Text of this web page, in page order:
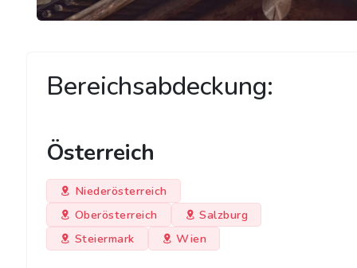
Bereichsabdeckung:
Österreich
Niederösterreich
Oberösterreich
Salzburg
Steiermark
Wien